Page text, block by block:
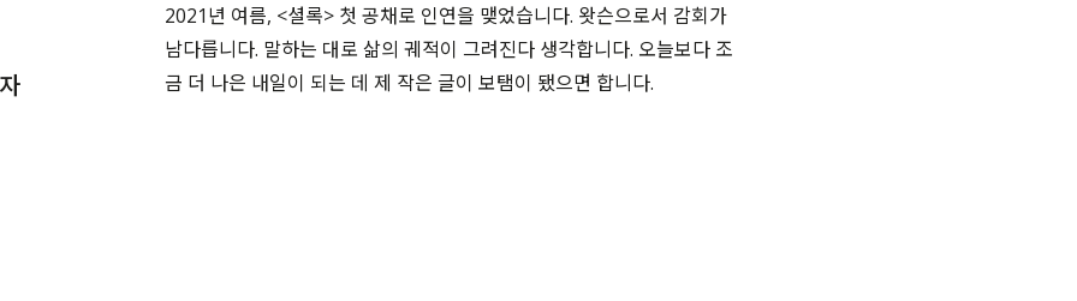
2021년 여름, <셜록> 첫 공채로 인연을 맺었습니다. 왓슨으로서 감회가
남다릅니다. 말하는 대로 삶의 궤적이 그려진다 생각합니다. 오늘보다 조
금 더 나은 내일이 되는 데 제 작은 글이 보탬이 됐으면 합니다.